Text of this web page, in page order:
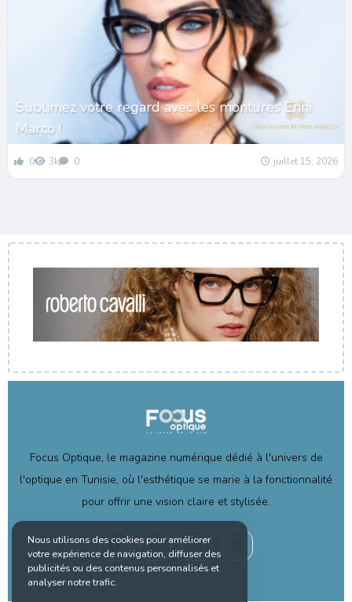
Sublimez votre regard avec les montures Enni
Marco !
0 3k 0 juillet 15, 2026
Focus Optique, le magazine numérique dédié à l'univers de
l'optique en Tunisie, où l'esthétique se marie à la fonctionnalité
pour offrir une vision claire et stylisée.
Nous utilisons des cookies pour améliorer
votre expérience de navigation, diffuser des
publicités ou des contenus personnalisés et
analyser notre trafic.